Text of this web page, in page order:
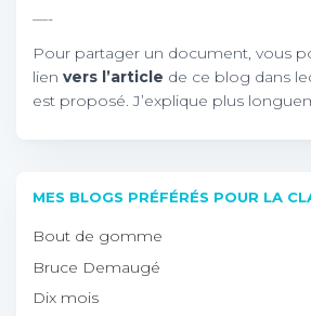
—-
Pour partager un document, vous
lien vers l’article de ce blog dans
est proposé. J’explique plus
MES BLOGS PRÉFÉRÉS POUR LA
Bout de gomme
Bruce Demaugé
Dix mois